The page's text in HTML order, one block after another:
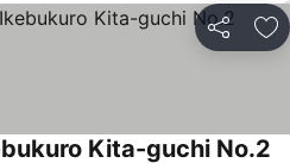
Partilhar
Kita-guchi No.2